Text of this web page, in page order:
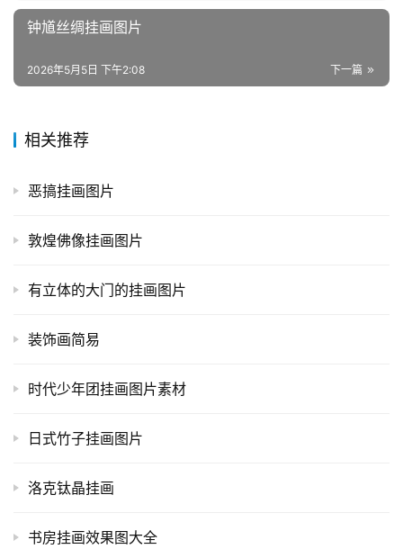
钟馗丝绸挂画图片
下一篇
2026年5月5日 下午2:08
相关推荐
恶搞挂画图片
敦煌佛像挂画图片
有立体的大门的挂画图片
装饰画简易
时代少年团挂画图片素材
日式竹子挂画图片
洛克钛晶挂画
书房挂画效果图大全